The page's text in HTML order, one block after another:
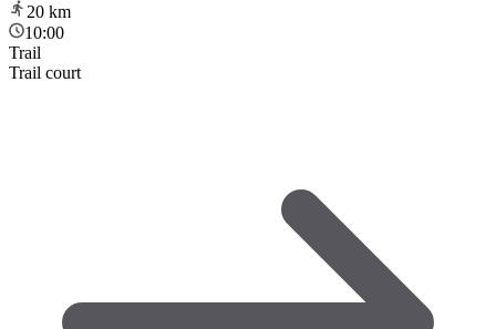
20 km
10:00
Trail
Trail court